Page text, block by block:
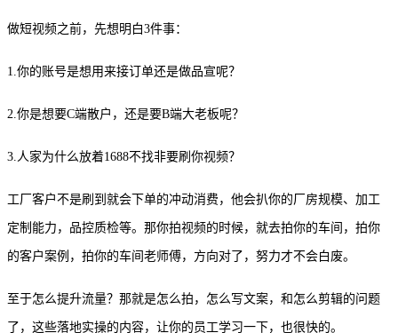
做短视频之前，先想明白3件事：
1.你的账号是想用来接订单还是做品宣呢？
2.你是想要C端散户，还是要B端大老板呢？
3.人家为什么放着1688不找非要刷你视频？
工厂客户不是刷到就会下单的冲动消费，他会扒你的厂房规模、加工
定制能力，品控质检等。那你拍视频的时候，就去拍你的车间，拍你
的客户案例，拍你的车间老师傅，方向对了，努力才不会白废。
至于怎么提升流量？那就是怎么拍，怎么写文案，和怎么剪辑的问题
了，这些落地实操的内容，让你的员工学习一下，也很快的。